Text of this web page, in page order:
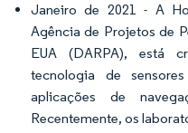
Janeiro de 2021 - A
Agência de Projetos de
EUA (DARPA), está
tecnologia de
aplicações de
Recentemente, os